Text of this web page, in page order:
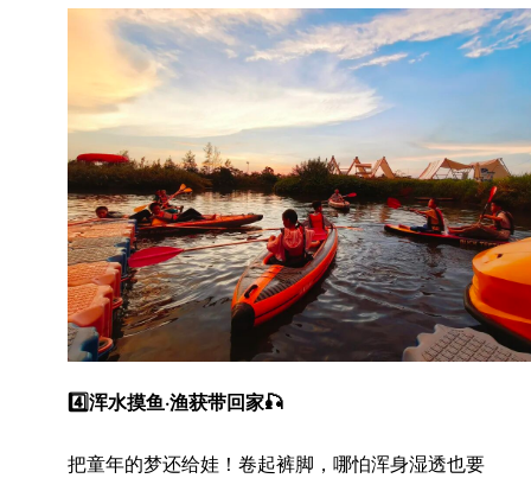
4️⃣浑水摸鱼·渔获带回家🎣
把童年的梦还给娃！卷起裤脚，哪怕浑身湿透也要